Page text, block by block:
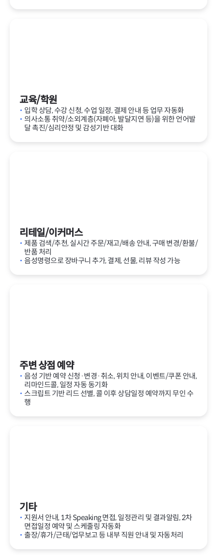
교육/학원
입학 상담, 수강 신청, 수업 일정, 결제 안내 등 업무 자동화
의사소통 취약/소외계층(자폐아, 발달지연 등)을 위한 언어발
달 촉진/심리안정 및 감성기반 대화
리테일/이커머스
제품 검색/추천, 실시간 주문/재고/배송 안내, 구매 변경/환불/
반품 처리
음성명령으로 장바구니 추가, 결제, 선물, 리뷰 작성 가능
주변 상점 예약
음성 기반 예약 신청·변경·취소, 위치 안내, 이벤트/쿠폰 안내,
리마인드콜, 일정 자동 동기화
스크립트 기반 리드 선별, 콜 이후 상담일정 예약까지 무인 수
행
기타
지원서 안내, 1차 Speaking 면접, 일정관리 및 결과알림, 2차
면접일정 예약 및 스케줄링 자동화
출장/휴가/근태/업무보고 등 내부 직원 안내 및 자동처리